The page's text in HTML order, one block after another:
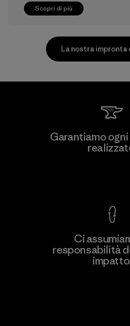
Scopri di più
Scopri di più
CKT Apparel (Pvt)
Agalawatte
La nostra impronta
Garantiamo
Ci
responsabilità